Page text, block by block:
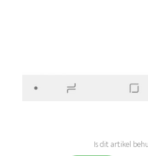
Is dit artikel